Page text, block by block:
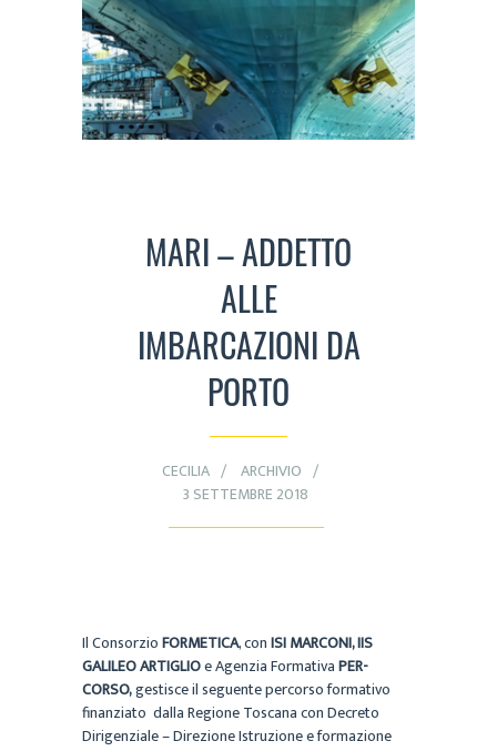
MARI – ADDETTO
ALLE
IMBARCAZIONI DA
PORTO
CECILIA
ARCHIVIO
3 SETTEMBRE 2018
Il ConsorzioFORMETICA, conISI MARCONI, IIS
GALILEO ARTIGLIOe Agenzia FormativaPER-
CORSO,gestisce il seguente percorso formativo
finanziato dalla Regione Toscana con Decreto
Dirigenziale – Direzione Istruzione e formazione